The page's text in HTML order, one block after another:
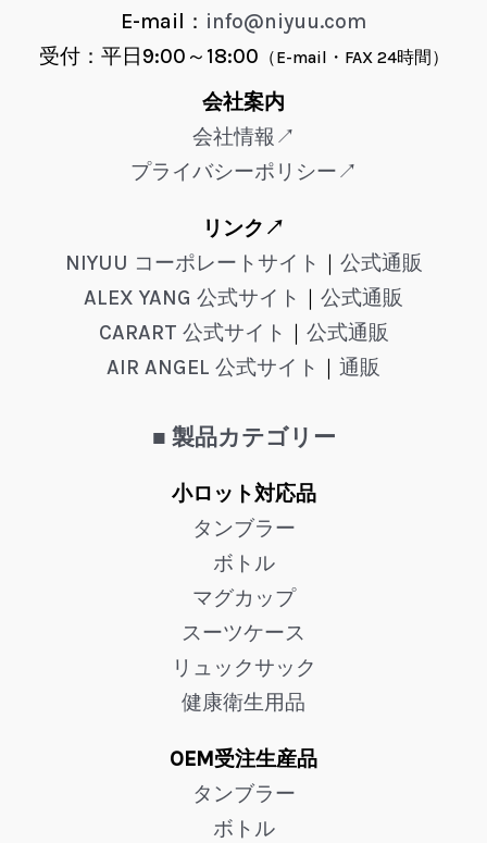
E-mail： info@niyuu.com
受付：平日9:00～18:00 （E-mail・FAX 24時間）
会社案内
会社情報↗
プライバシーポリシー↗
リンク↗
NIYUU コーポレートサイト ｜ 公式通販
ALEX YANG 公式サイト ｜ 公式通販
CARART 公式サイト ｜ 公式通販
AIR ANGEL 公式サイト ｜ 通販
■ 製品カテゴリー
小ロット対応品
タンブラー
ボトル
マグカップ
スーツケース
リュックサック
健康衛生用品
OEM受注生産品
タンブラー
ボトル